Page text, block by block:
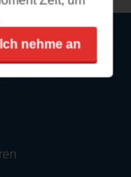
Ich nehme an